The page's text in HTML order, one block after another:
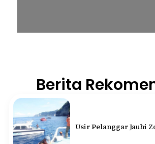
Berita
Usir Pelanggar Jauhi